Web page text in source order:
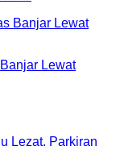
Lewat